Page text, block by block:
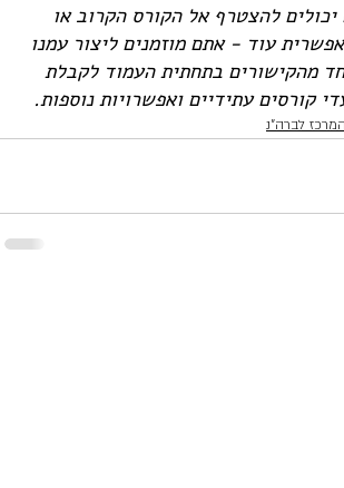
יכולים להצטרף אל הקורס הקרוב או
עוד - אתם מוזמנים ליצור עמנו
מהקישורים בתחתית העמוד לקבלת
קורסים עתידיים ואפשרויות נוספות.
לברה"נ